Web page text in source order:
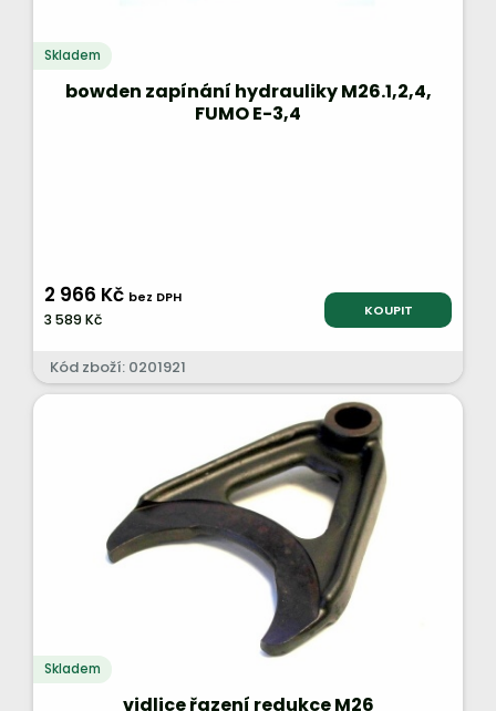
Skladem
bowden zapínání hydrauliky M26.1,2,4,
FUMO E-3,4
2 966 Kč bez DPH
3 589 Kč KOUPIT
Kód zboží: 0201921
Skladem
vidlice řazení redukce M26